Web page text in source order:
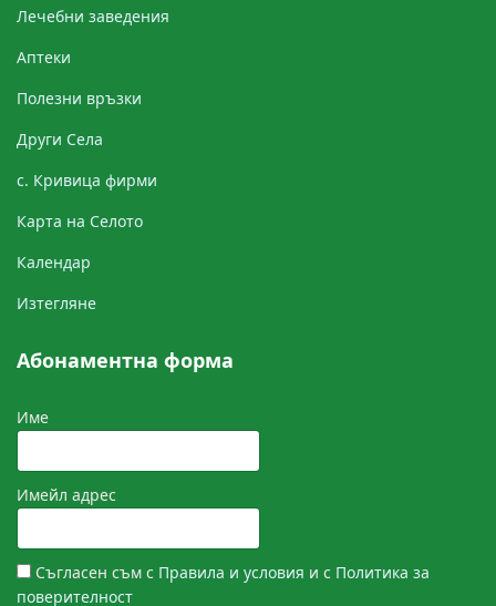
Лечебни заведения
Аптеки
Полезни връзки
Други Cела
с. Кривица фирми
Картa на Селото
Календар
Изтегляне
Абонаментна форма
Име
Имейл адрес
Съгласен съм с Правила и условия и с Политика за
поверителност